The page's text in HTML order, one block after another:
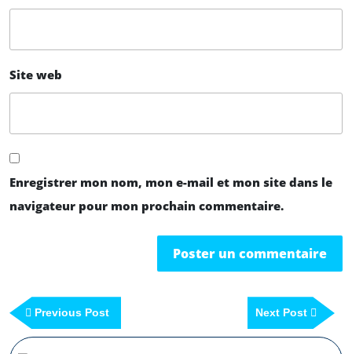
Site web
Enregistrer mon nom, mon e-mail et mon site dans le
navigateur pour mon prochain commentaire.
Previous Post Next Post